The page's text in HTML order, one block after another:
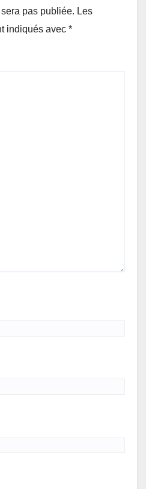
pas publiée. Les
indiqués avec *